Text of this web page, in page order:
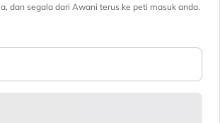
dan segala dari Awani terus ke peti masuk anda.